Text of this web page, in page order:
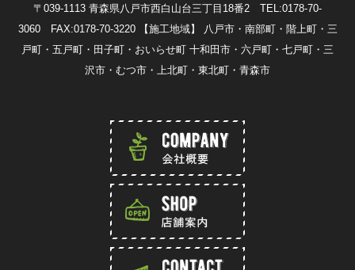
〒039-1113 青森県八戸市西白山台三丁目18番2 TEL:0178-70-
3060 FAX:0178-70-3220
【施工地域】 八戸市・南部町・階上町・三
戸町・五戸町・田子町・おいらせ町 十和田市・六戸町・七戸町・三
沢市・むつ市・上北町・東北町・青森市